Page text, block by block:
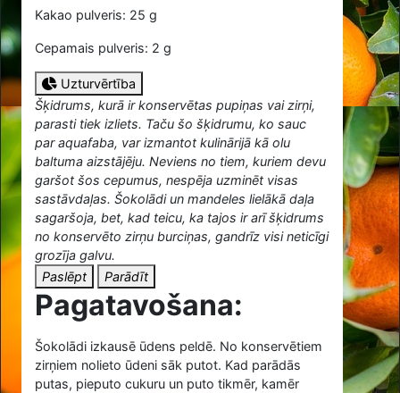
Kakao pulveris: 25 g
Cepamais pulveris: 2 g
Uzturvērtība
Šķidrums, kurā ir konservētas pupiņas vai zirņi,
parasti tiek izliets. Taču šo šķidrumu, ko sauc
par aquafaba, var izmantot kulinārijā kā olu
baltuma aizstājēju. Neviens no tiem, kuriem devu
garšot šos cepumus, nespēja uzminēt visas
sastāvdaļas. Šokolādi un mandeles lielākā daļa
sagaršoja, bet, kad teicu, ka tajos ir arī šķidrums
no konservēto zirņu burciņas, gandrīz visi neticīgi
grozīja galvu.
Paslēpt
Parādīt
Pagatavošana:
Šokolādi izkausē ūdens peldē. No konservētiem
zirņiem nolieto ūdeni sāk putot. Kad parādās
putas, pieputo cukuru un puto tikmēr, kamēr